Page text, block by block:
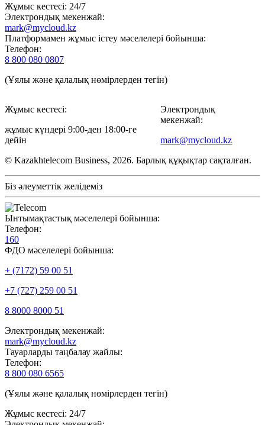
Жұмыс кестесі: 24/7
Электрондық мекенжай:
mark@mycloud.kz
Платформамен жұмыс істеу мәселелері бойынша:
Телефон:
8 800 080 0807
(Ұялы және қалалық нөмірлерден тегін)
Жұмыс кестесі:
жұмыс күндері 9:00-ден 18:00-ге
дейін
Электрондық
мекенжай:
mark@mycloud.kz
© Kazakhtelecom Business, 2026. Барлық құқықтар сақталған.
Біз әлеуметтік желідеміз
Ынтымақтастық мәселелері бойынша:
Телефон:
160
ФДО мәселелері бойынша:
+ (7172) 59 00 51
+7 (727) 259 00 51
8 8000 8000 51
Электрондық мекенжай:
mark@mycloud.kz
Тауарларды таңбалау жайлы:
Телефон:
8 800 080 6565
(Ұялы және қалалық нөмірлерден тегін)
Жұмыс кестесі: 24/7